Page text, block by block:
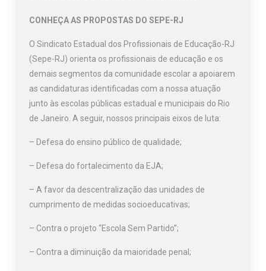
CONHEÇA AS PROPOSTAS DO SEPE-RJ
O Sindicato Estadual dos Profissionais de Educação-RJ
(Sepe-RJ) orienta os profissionais de educação e os
demais segmentos da comunidade escolar a apoiarem
as candidaturas identificadas com a nossa atuação
junto às escolas públicas estadual e municipais do Rio
de Janeiro. A seguir, nossos principais eixos de luta:
– Defesa do ensino público de qualidade;
– Defesa do fortalecimento da EJA;
– A favor da descentralização das unidades de
cumprimento de medidas socioeducativas;
– Contra o projeto “Escola Sem Partido”;
– Contra a diminuição da maioridade penal;